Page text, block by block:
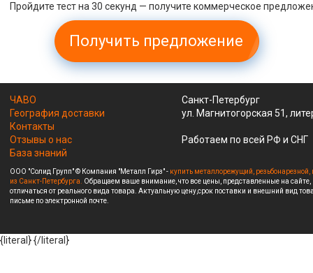
Пройдите тест на 30 секунд — получите коммерческое
Получить предложение
ЧАВО
География доставки
Контакты
Отзывы о нас
База знаний
Санкт-Петербург
ул. Магнитогорская 51,
Работаем по всей РФ и СНГ
ООО "Солид Групп" © Компания "Металл Гирз" - купить металлорежущий,
из Санкт-Петербурга. Обращаем ваше внимание, что все цены, представленные на
отличаться от реального вида товара. Актуальную цену,срок поставки и внешний вид
письме по электронной почте.
{literal}{/literal}